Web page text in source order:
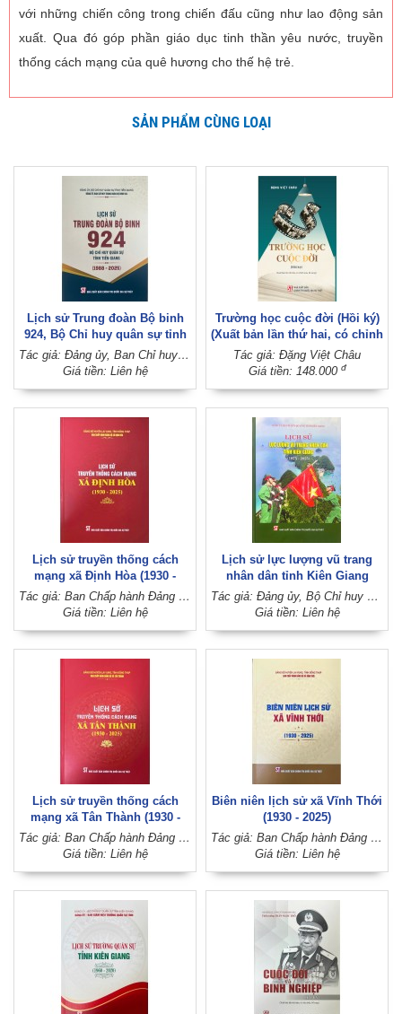
với những chiến công trong chiến đấu cũng như lao động sản
xuất. Qua đó góp phần giáo dục tinh thần yêu nước, truyền
thống cách mạng của quê hương cho thế hệ trẻ.
SẢN PHẨM CÙNG LOẠI
Lịch sử Trung đoàn Bộ binh
924, Bộ Chỉ huy quân sự tỉnh
Tiền Giang (1988 - 2025) Tác giả: Đảng ủy, Ban Chỉ huy Trung đoàn Bộ binh 924 (Đảng ủy, Bộ Chỉ huy quân sự tỉnh Tiền Giang)
Giá tiền: Liên hệ
Trường học cuộc đời (Hồi ký)
(Xuất bản lần thứ hai, có chỉnh
sửa, bổ sung)
Tác giả: Đặng Việt Châu
Giá tiền: 148.000 đ
Lịch sử truyền thống cách
mạng xã Định Hòa (1930 -
2025)
Tác giả: Ban Chấp hành Đảng bộ xã Định Hòa (Đảng bộ huyện Lai Vung, tỉnh Đồng Tháp)
Giá tiền: Liên hệ
Lịch sử lực lượng vũ trang
nhân dân tỉnh Kiên Giang
(1975 - 2025)
Tác giả: Đảng ủy, Bộ Chỉ huy Quân sự tỉnh Kiên Giang
Giá tiền: Liên hệ
Lịch sử truyền thống cách
mạng xã Tân Thành (1930 -
2025)
Tác giả: Ban Chấp hành Đảng bộ xã Tân Thành (Đảng bộ huyện Lai Vung, tỉnh Đồng Tháp)
Giá tiền: Liên hệ
Biên niên lịch sử xã Vĩnh Thới
(1930 - 2025)
Tác giả: Ban Chấp hành Đảng bộ xã Vĩnh Thới (Đảng bộ huyện Lai Vung, tỉnh Đồng Tháp)
Giá tiền: Liên hệ